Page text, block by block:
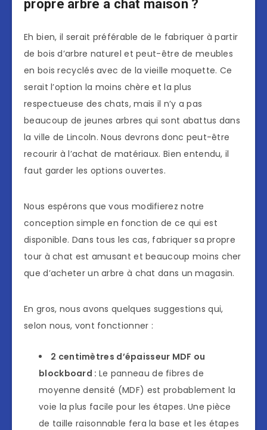
propre arbre à chat maison ?
Eh bien, il serait préférable de le fabriquer à partir
de bois d’arbre naturel et peut-être de meubles
en bois recyclés avec de la vieille moquette. Ce
serait l’option la moins chère et la plus
respectueuse des chats, mais il n’y a pas
beaucoup de jeunes arbres qui sont abattus dans
la ville de Lincoln. Nous devrons donc peut-être
recourir à l’achat de matériaux. Bien entendu, il
faut garder les options ouvertes.
Nous espérons que vous modifierez notre
conception simple en fonction de ce qui est
disponible. Dans tous les cas, fabriquer sa propre
tour à chat est amusant et beaucoup moins cher
que d’acheter un arbre à chat dans un magasin.
En gros, nous avons quelques suggestions qui,
selon nous, vont fonctionner :
2 centimètres d’épaisseur MDF ou
blockboard : Le panneau de fibres de
moyenne densité (MDF) est probablement la
voie la plus facile pour les étapes. Une pièce
de taille raisonnable fera la base et les étapes